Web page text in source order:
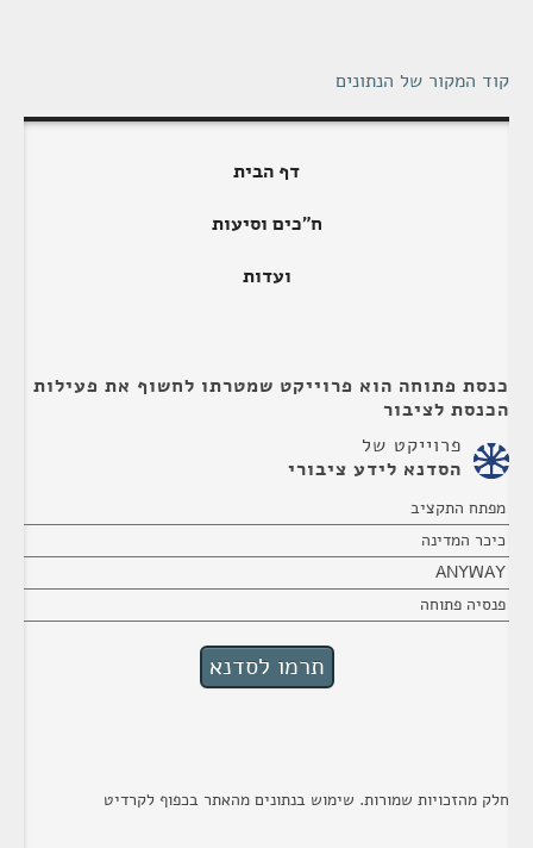
קוד המקור של הנתונים
דף הבית
ח"כים וסיעות
ועדות
כנסת פתוחה הוא פרוייקט שמטרתו לחשוף את פעילות
הכנסת לציבור
פרוייקט של
הסדנא לידע ציבורי
מפתח התקציב
כיכר המדינה
ANYWAY
פנסיה פתוחה
חלק מהזכויות שמורות. שימוש בנתונים מהאתר בכפוף לקרדיט